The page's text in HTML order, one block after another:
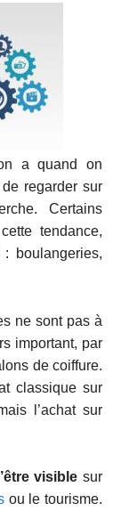
a quand on
regarder sur
Certains
tendance,
boulangeries,
ne sont pas à
important, par
de coiffure.
classique sur
l’achat sur
visible sur
ou le tourisme.